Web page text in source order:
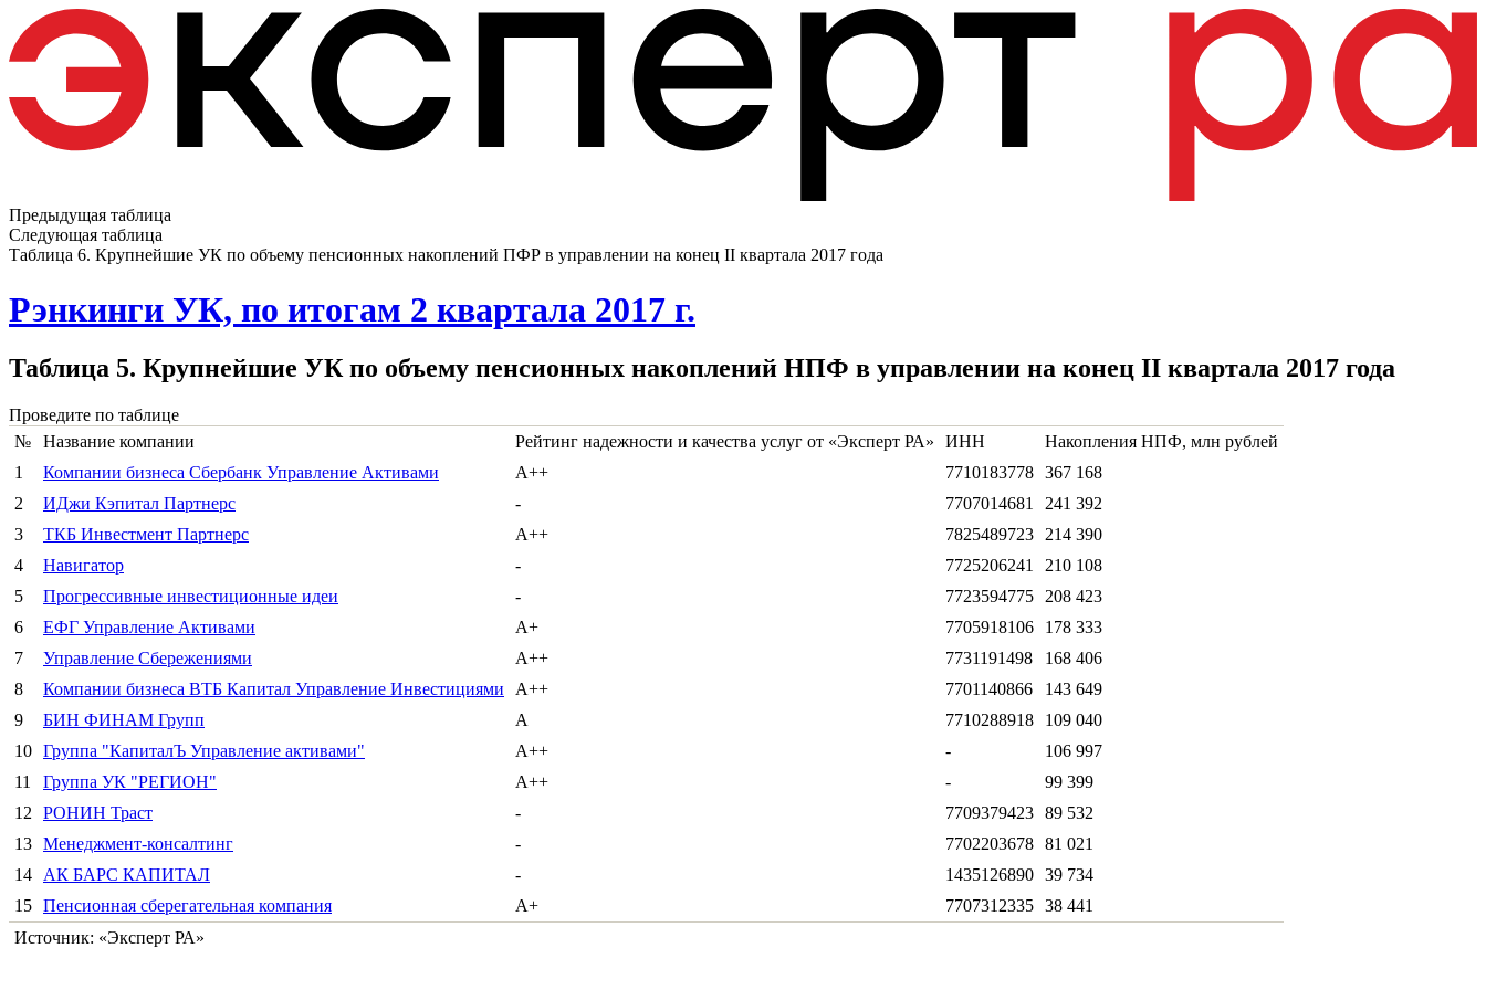
Предыдущая таблица
Следующая таблица
Таблица 6. Крупнейшие УК по объему пенсионных накоплений ПФР в управлении на конец II квартала 2017 года
Рэнкинги УК, по итогам 2 квартала 2017 г.
Таблица 5. Крупнейшие УК по объему пенсионных накоплений НПФ в управлении на конец II квартала 2017 года
Проведите по таблице
№
Название компании Рейтинг надежности и качества услуг от «Эксперт РА» ИНН
Накопления НПФ, млн рублей
1
Компании бизнеса Сбербанк Управление Активами А++ 7710183778 367 168
2
ИДжи Кэпитал Партнерс - 7707014681
241 392
3
ТКБ Инвестмент Партнерс А++ 7825489723
214 390
4
Навигатор - 7725206241
210 108
5
Прогрессивные инвестиционные идеи - 7723594775
208 423
6
ЕФГ Управление Активами А+ 7705918106
178 333
7
Управление Сбережениями А++ 7731191498
168 406
8
Компании бизнеса ВТБ Капитал Управление Инвестициями А++ 7701140866
143 649
9
БИН ФИНАМ Групп А 7710288918
109 040
10 Группа "КапиталЪ Управление активами" А++ -
106 997
11
Группа УК "РЕГИОН" А++ -
99 399
12
РОНИН Траст - 7709379423 89 532
13 Менеджмент-консалтинг - 7702203678 81 021
14
АК БАРС КАПИТАЛ - 1435126890 39 734
15 Пенсионная сберегательная компания А+ 7707312335 38 441
Источник: «Эксперт РА»